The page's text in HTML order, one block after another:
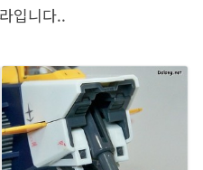
입니다..